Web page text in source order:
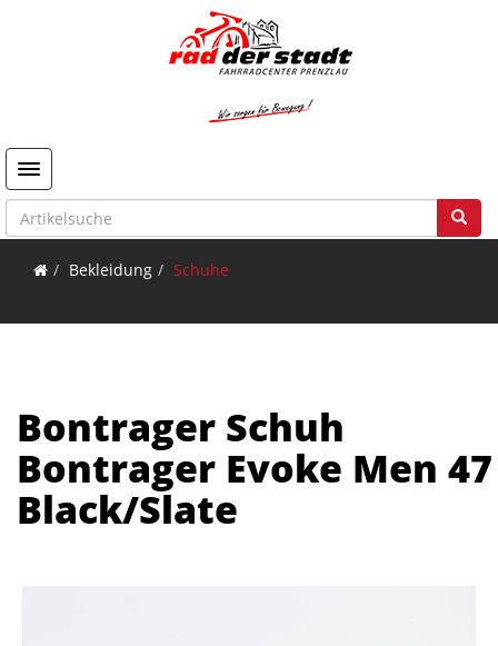
Toggle navigation
Bekleidung Schuhe
Bontrager Schuh
Bontrager Evoke Men 47
Black/Slate